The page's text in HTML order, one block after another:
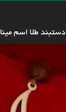
دستبند طلا اسم مینا